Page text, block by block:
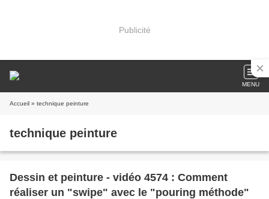
Publicité
MENU
Accueil » technique peinture
technique peinture
Dessin et peinture - vidéo 4574 : Comment
réaliser un "swipe" avec le "pouring méthode"